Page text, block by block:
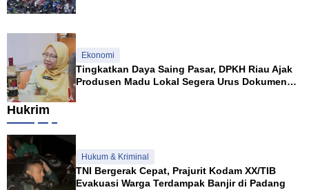
Ekonomi
Tingkatkan Daya Saing Pasar, DPKH Riau Ajak
Produsen Madu Lokal Segera Urus Dokumen
Hukrim
Hukum & Kriminal
TNI Bergerak Cepat, Prajurit Kodam XX/TIB
Evakuasi Warga Terdampak Banjir di Padang